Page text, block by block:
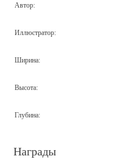
Автор:
Иллюстратор:
Ширина:
Высота:
Глубина:
Награды